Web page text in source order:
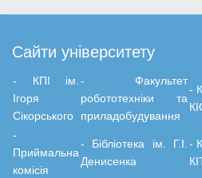
Сайти університету
- КПІ ім.
Ігоря
Сікорського
- Факультет
робототехніки та
приладобудування
-
-
Приймальна
комісія
- Бiблiотека ім. Г.І.
Денисенка
-